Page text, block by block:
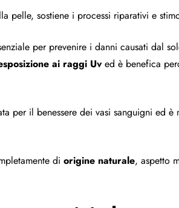
pelle, sostiene i processi riparativi e
per prevenire i danni causati dal
ai raggi Uved è benefica
per il benessere dei vasi sanguigni ed
diorigine naturale, aspetto